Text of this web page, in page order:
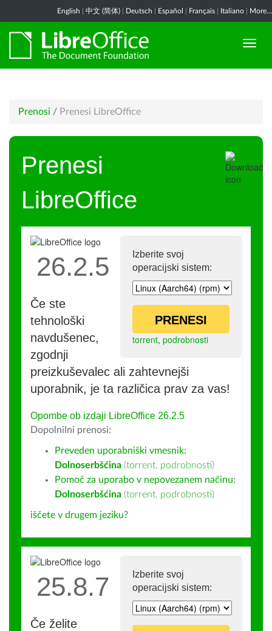
English 中文 (简体) Deutsch Español Français Italiano More...
Prenosi / Prenesi LibreOffice
Prenesi
LibreOffice
Izberite svoj
operacijski sistem:
PRENESI
torrent, podrobnosti
26.2.5
Če ste
tehnološki
navdušenec,
zgodnji
preizkuševalec ali zahtevnejši
uporabnik, je ta različica prav za vas!
Opombe ob izdaji LibreOffice 26.2.5
Dopolnilni prenosi:
Preveden uporabniški vmesnik:
Dolnoserbšćina (torrent, podrobnosti)
Pomoč za uporabo v nepovezanem načinu:
Dolnoserbšćina (torrent, podrobnosti)
iščete v drugem jeziku?
Izberite svoj
operacijski sistem:
25.8.7
Če želite